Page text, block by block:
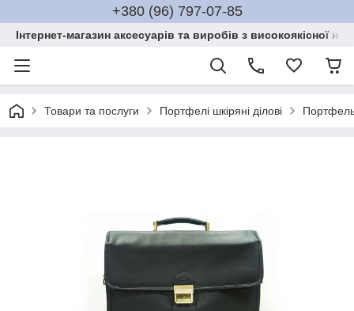
+380 (96) 797-07-85
Інтернет-магазин аксесуарів та виробів з високоякісної
Товари та послуги Портфелі шкіряні ділові